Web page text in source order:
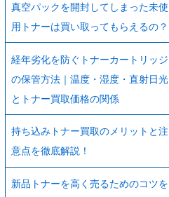
真空パックを開封してしまった未使
用トナーは買い取ってもらえるの？
経年劣化を防ぐトナーカートリッジ
の保管方法｜温度・湿度・直射日光
とトナー買取価格の関係
持ち込みトナー買取のメリットと注
意点を徹底解説！
新品トナーを高く売るためのコツを